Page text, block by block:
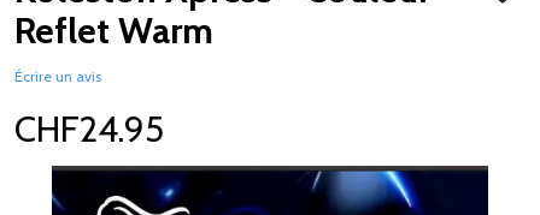
Reflet Warm
Écrire un avis
CHF24.95